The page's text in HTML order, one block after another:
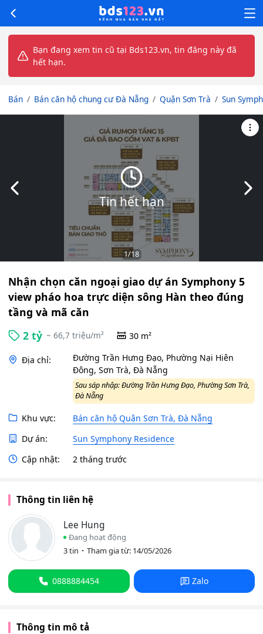
Bạn đang xem tin cũ tại Bds123.vn, tin đăng này đã
hết hạn.
Bán Bán căn hộ chung cư Đà Nẵng Quận Sơn Trà Sun
Tin hết hạn
Slide trước
1/18
Nhận chọn căn ngoại giao dự án Symphony 5
view pháo hoa trực diện sông Hàn theo đúng
tầng và mã căn
2 tỷ ~ 66,7 triệu/m² 30 m²
Địa chỉ:
Đường Trần Hưng Đạo, Phường Nại Hiên
Đông, Sơn Trà, Đà Nẵng
Sau sáp nhập: Đường Trần Hưng Đạo, Phường Sơn Trà,
Đà Nẵng
Khu vực:
Bán căn hộ Quận Sơn Trà, Đà Nẵng
Dự án:
Sun Symphony Residence
Cập nhật:
2 tháng trước
Thông tin liên hệ
Lee Hung
Đang hoạt động
3 tin
Tham gia từ: 14/05/2026
0888884454 Zalo
Thông tin mô tả